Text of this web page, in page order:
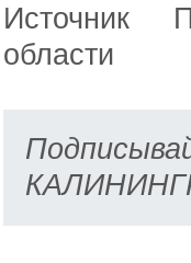
Источник
области